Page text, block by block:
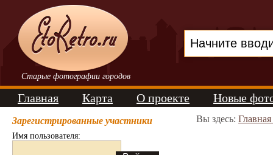
Старые фотографии городов
Главная Карта О проекте Новые
Зарегистрированные участники
Имя пользователя:
Вы здесь: